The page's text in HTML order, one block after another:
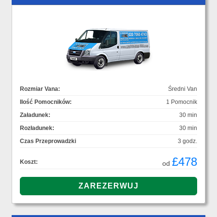
Rozmiar Vana:
Średni Van
Ilość Pomocników:
1 Pomocnik
Załadunek:
30 min
Rozładunek:
30 min
Czas Przeprowadzki
3 godz.
Koszt: od £478